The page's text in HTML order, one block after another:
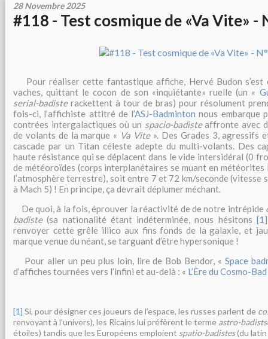
28 Novembre 2025
#118 - Test cosmique de «Va Vite» -
Pour réaliser cette fantastique affiche, Hervé Budon s’est
vaches, quittant le cocon de son «inquiétante» ruelle (un «
serial-badiste rackettent à tour de bras) pour résolument
fois-ci, l’affichiste attitré de l’ASJ-Badminton nous embarque
contrées intergalactiques où un spacio-badisteaffronte avec
de volants de la marque « Va Vite». Des Grades 3, agressifs
cascade par un Titan céleste adepte du multi-volants. Des
haute résistance qui se déplacent dans le vide intersidéral (0
de météoroïdes (corps interplanétaires se muant en météorites
l’atmosphère terrestre), soit entre 7 et 72 km/seconde (vitesse
à Mach 5) ! En principe, ça devrait déplumer méchant.
De quoi, à la fois, éprouver la réactivité de de notre intrépide
badiste(sa nationalité étant indéterminée, nous hésitons [1]
renvoyer cette grêle illico aux fins fonds de la galaxie, et
marque venue du néant, se targuant d’être hypersonique !
Pour aller un peu plus loin, lire de Bob Bendor, « Space
d’affiches tournées vers l’infini et au-delà : « L’Ère du Cosmo-Bad
[1] Si, pour désigner ces joueurs de l’espace, les russes parlent de
renvoyant à l’univers), les Ricains lui préfèrent le terme astro-
étoiles) tandis que les Européens emploient spatio-badistes(du latin